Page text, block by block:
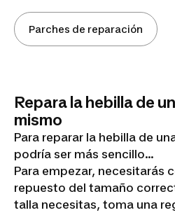
Aplicar
un
Parches de reparación
Repara la hebilla de
mismo
Para reparar la hebilla de
podría ser más sencillo...
Para empezar, necesitarás
repuesto del tamaño
talla necesitas, toma una